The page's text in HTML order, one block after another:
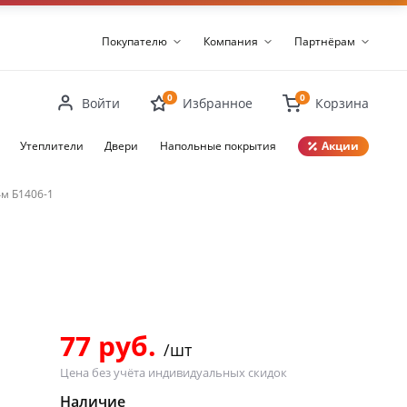
Покупателю Компания Партнёрам
Войти 0 Избранное 0 Корзина
Утеплители Двери Напольные покрытия Акции
Б1406-1
77 руб. /шт
Цена без учёта индивидуальных скидок
Наличие